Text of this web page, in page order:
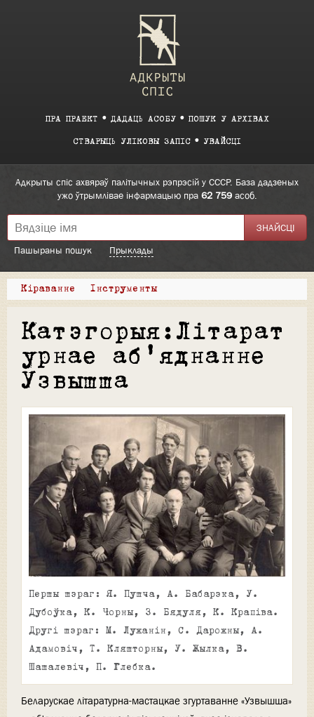
ПРА ПРАЕКТ ДАДАЦЬ АСОБУ ПОШУК У АРХІВАХ
СТВАРЫЦЬ УЛІКОВЫ ЗАПІС УВАЙСЦІ
Адкрыты спіс ахвяраў палітычных рэпрэсій у СССР. База дадзеных
ужо ўтрымлівае інфармацыю пра 62 759асоб.
Пашыраны пошук Прыклады
Кіраванне Інструменты
Катэгорыя:Літарат
урнае аб'яднанне
Узвышша
Першы шэраг: Я. Пушча, А. Бабарэка, У.
Дубоўка, К. Чорны, З. Бядуля, К. Крапіва.
Другі шэраг: М. Лужанін, С. Дарожны, А.
Адамовіч, Т. Кляшторны, У. Жылка, В.
Шашалевіч, П. Глебка.
Беларускае літаратурна-мастацкае згуртаванне «Узвышша»